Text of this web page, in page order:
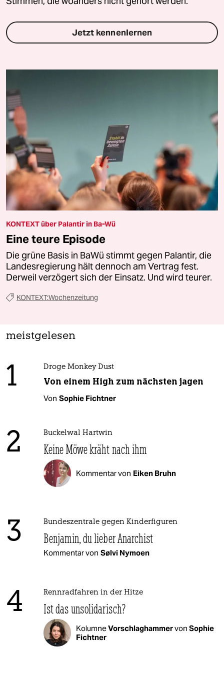
Jetzt kennenlernen
KONTEXT über Palantir in Ba-Wü
Eine teure Episode
Die grüne Basis in BaWü stimmt gegen Palantir, die
Landesregierung hält dennoch am Vertrag fest.
Derweil verzögert sich der Einsatz. Und wird teurer.
KONTEXT:Wochenzeitung
meistgelesen
1 Droge Monkey Dust
Von einem High zum nächsten jagen
Von Sophie Fichtner
2 Buckelwal Hartwin
Keine Möwe kräht nach ihm
Kommentar von Eiken Bruhn
3 Bundeszentrale gegen Kinderfiguren
Benjamin, du lieber Anarchist
Kommentar von Sølvi Nymoen
4 Rennradfahren in der Hitze
Ist das unsolidarisch?
KolumneVorschlaghammervon Sophie
Fichtner